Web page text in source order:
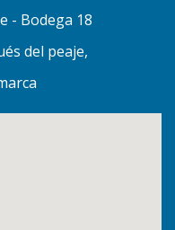
- Bodega 18
del peaje,